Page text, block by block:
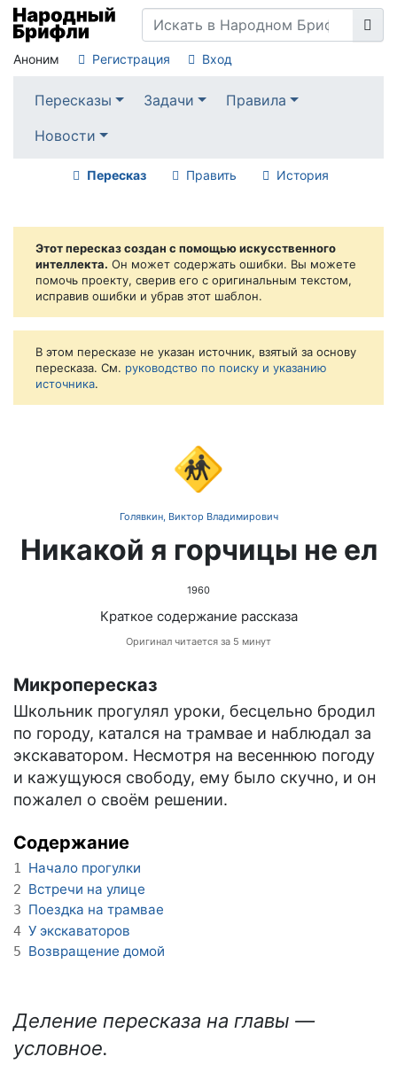
Аноним Регистрация Вход
Пересказы Задачи
Правила
Новости
Пересказ Править История
Этот пересказ создан с помощью искусственного
интеллекта. Он может содержать ошибки. Вы можете
помочь проекту, сверив его с оригинальным текстом,
исправив ошибки и убрав этот шаблон.
В этом пересказе не указан источник, взятый за основу
пересказа. См. руководство по поиску и указанию
источника.
🚸
Голявкин, Виктор Владимирович
Никакой я горчицы не ел
1960
Краткое содержание рассказа
Оригинал читается за 5 минут
Микропересказ
Школьник прогулял уроки, бесцельно бродил
по городу, катался на трамвае и наблюдал за
экскаватором. Несмотря на весеннюю погоду
и кажущуюся свободу, ему было скучно, и он
пожалел о своём решении.
Содержание
1 Начало прогулки
2 Встречи на улице
3 Поездка на трамвае
4 У экскаваторов
5 Возвращение домой
Деление пересказа на главы —
условное.